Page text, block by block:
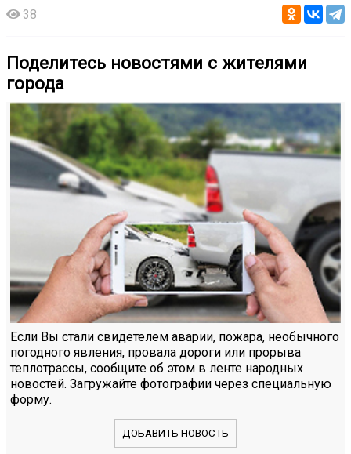
38
Поделитесь новостями с жителями
города
Если Вы стали свидетелем аварии, пожара, необычного
погодного явления, провала дороги или прорыва
теплотрассы, сообщите об этом в ленте народных
новостей. Загружайте фотографии через специальную
форму.
ДОБАВИТЬ НОВОСТЬ